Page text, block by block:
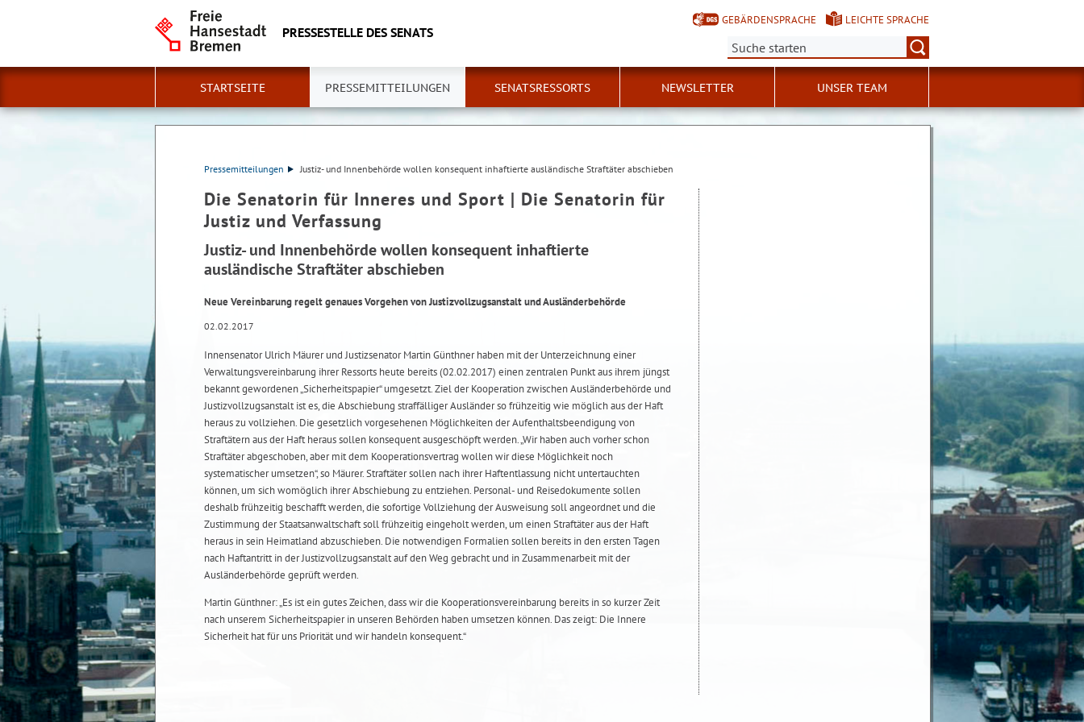
PRESSESTELLE DES SENATS
GEBÄRDENSPRACHE
LEICHTE SPRACHE
Suche:
STARTSEITE PRESSEMITTEILUNGEN SENATSRESSORTS NEWSLETTER UNSER TEAM
Pressemitteilungen Justiz- und Innenbehörde wollen konsequent inhaftierte ausländische Straftäter abschieben
Die Senatorin für Inneres und Sport | Die Senatorin für
Justiz und Verfassung
Justiz- und Innenbehörde wollen konsequent inhaftierte
ausländische Straftäter abschieben
Neue Vereinbarung regelt genaues Vorgehen von Justizvollzugsanstalt und Ausländerbehörde
02.02.2017
Innensenator Ulrich Mäurer und Justizsenator Martin Günthner haben mit der Unterzeichnung einer
Verwaltungsvereinbarung ihrer Ressorts heute bereits (02.02.2017) einen zentralen Punkt aus ihrem jüngst
bekannt gewordenen „Sicherheitspapier“ umgesetzt. Ziel der Kooperation zwischen Ausländerbehörde und
Justizvollzugsanstalt ist es, die Abschiebung straffälliger Ausländer so frühzeitig wie möglich aus der Haft
heraus zu vollziehen. Die gesetzlich vorgesehenen Möglichkeiten der Aufenthaltsbeendigung von
Straftätern aus der Haft heraus sollen konsequent ausgeschöpft werden. „Wir haben auch vorher schon
Straftäter abgeschoben, aber mit dem Kooperationsvertrag wollen wir diese Möglichkeit noch
systematischer umsetzen“, so Mäurer. Straftäter sollen nach ihrer Haftentlassung nicht untertauchten
können, um sich womöglich ihrer Abschiebung zu entziehen. Personal- und Reisedokumente sollen
deshalb frühzeitig beschafft werden, die sofortige Vollziehung der Ausweisung soll angeordnet und die
Zustimmung der Staatsanwaltschaft soll frühzeitig eingeholt werden, um einen Straftäter aus der Haft
heraus in sein Heimatland abzuschieben. Die notwendigen Formalien sollen bereits in den ersten Tagen
nach Haftantritt in der Justizvollzugsanstalt auf den Weg gebracht und in Zusammenarbeit mit der
Ausländerbehörde geprüft werden.
Martin Günthner: „Es ist ein gutes Zeichen, dass wir die Kooperationsvereinbarung bereits in so kurzer Zeit
nach unserem Sicherheitspapier in unseren Behörden haben umsetzen können. Das zeigt: Die Innere
Sicherheit hat für uns Priorität und wir handeln konsequent.“